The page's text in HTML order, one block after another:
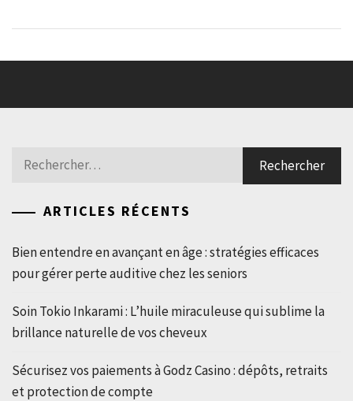
Rechercher :
ARTICLES RÉCENTS
Bien entendre en avançant en âge : stratégies efficaces
pour gérer perte auditive chez les seniors
Soin Tokio Inkarami : L’huile miraculeuse qui sublime la
brillance naturelle de vos cheveux
Sécurisez vos paiements à Godz Casino : dépôts, retraits
et protection de compte